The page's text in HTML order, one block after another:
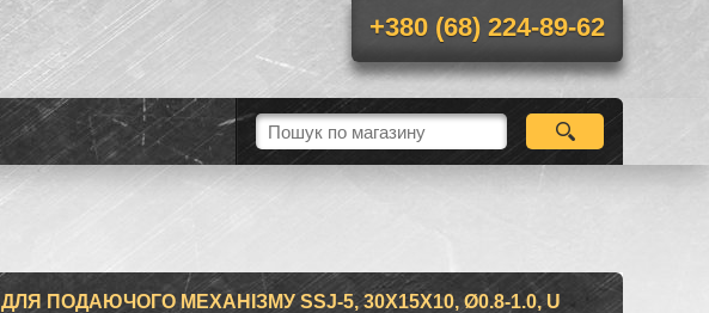
+380 (68) 224-89-62
ПОДАЮЧОГО МЕХАНІЗМУ SSJ-5, 30Х15Х10, Ø0.8-1.0, U